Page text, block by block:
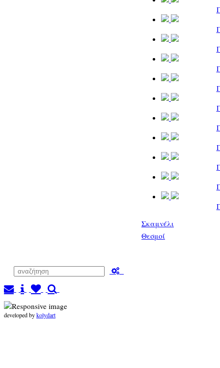
Σκαμνέλι
Θεσμοί
developed bykolydart